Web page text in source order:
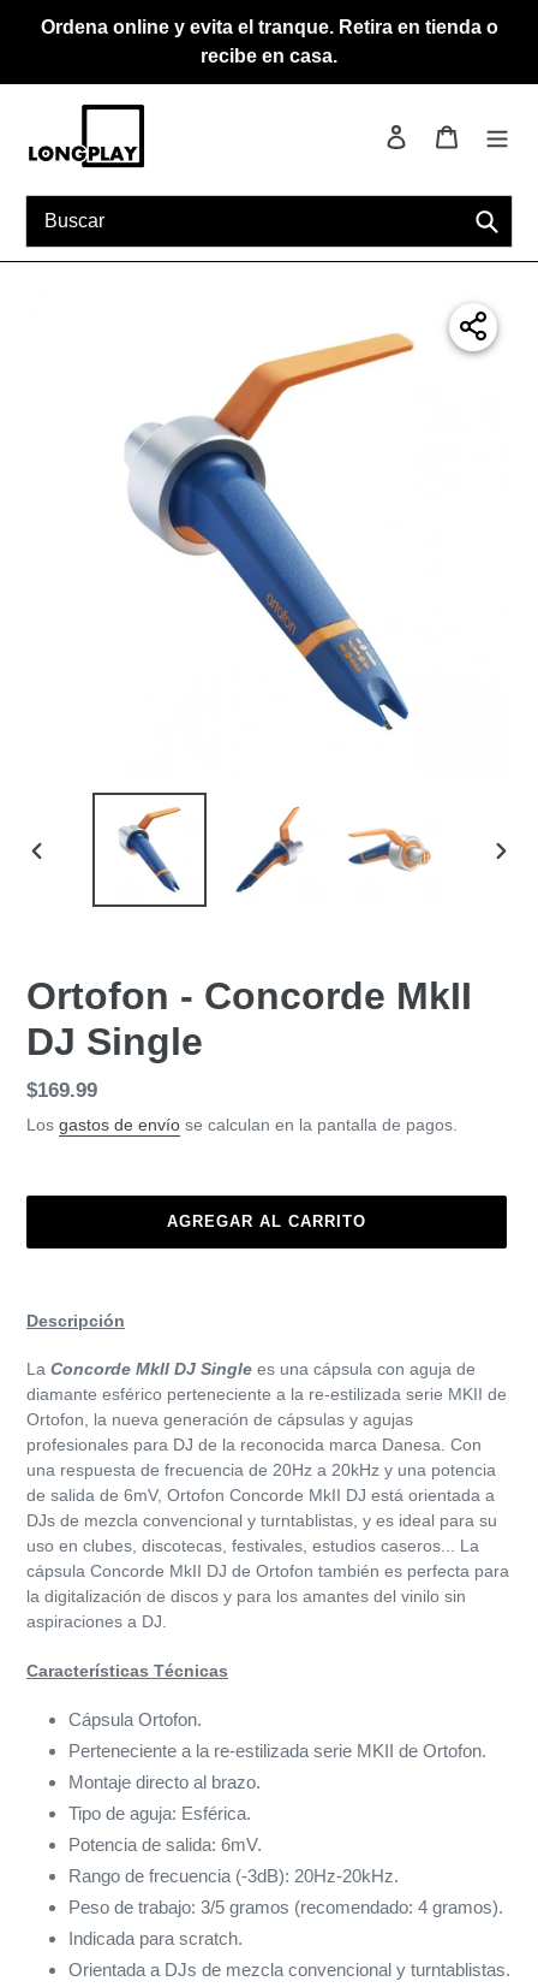
directamente
contenido
Ordena online y evita el tranque. Retira en tienda o
recibe en casa.
Ingresar Carrito
Ortofon - Concorde MkII
DJ Single
Precio
habitual
$169.99
Los gastos de envío se calculan en la pantalla de pagos.
AGREGAR AL CARRITO
producto
a
tu
carrito
compra
Descripción
La Concorde MkII DJ Single es una cápsula con aguja de
diamante esférico perteneciente a la re-estilizada serie MKII de
Ortofon, la nueva generación de cápsulas y agujas
profesionales para DJ de la reconocida marca Danesa. Con
una respuesta de frecuencia de 20Hz a 20kHz y una potencia
de salida de 6mV, Ortofon Concorde MkII DJ está orientada a
DJs de mezcla convencional y turntablistas, y es ideal para su
uso en clubes, discotecas, festivales, estudios caseros... La
cápsula Concorde MkII DJ de Ortofon también es perfecta para
la digitalización de discos y para los amantes del vinilo sin
aspiraciones a DJ.
Características Técnicas
Cápsula Ortofon.
Perteneciente a la re-estilizada serie MKII de Ortofon.
Montaje directo al brazo.
Tipo de aguja: Esférica.
Potencia de salida: 6mV.
Rango de frecuencia (-3dB): 20Hz-20kHz.
Peso de trabajo: 3/5 gramos (recomendado: 4 gramos).
Indicada para scratch.
Orientada a DJs de mezcla convencional y turntablistas.